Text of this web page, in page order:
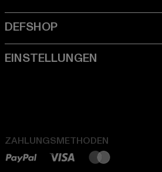
ZAHLUNGSMETHODEN